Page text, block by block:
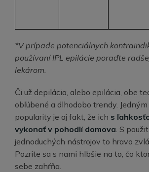
*V prípade potenciálnych
používaní IPL epilácie poraďte
lekárom.
Či už depilácia, alebo epilácia, obe
obľúbené a dlhodobo trendy.
popularity je aj fakt, že ich s
vykonať v pohodlí domova. S
jednoduchých nástrojov to hravo
Pozrite sa s nami hlbšie na to, čo
sebe zahŕňa.